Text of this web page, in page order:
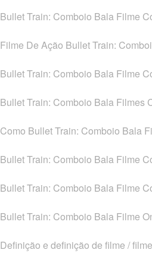
Bullet Train: Comboio Bala Filme
Filme De Ação Bullet Train:
Bullet Train: Comboio Bala Filme
Bullet Train: Comboio Bala Filmes
Como Bullet Train: Comboio Bala
Bullet Train: Comboio Bala Filme
Bullet Train: Comboio Bala Filme
Bullet Train: Comboio Bala Filme
Definição e definição de filme / filme